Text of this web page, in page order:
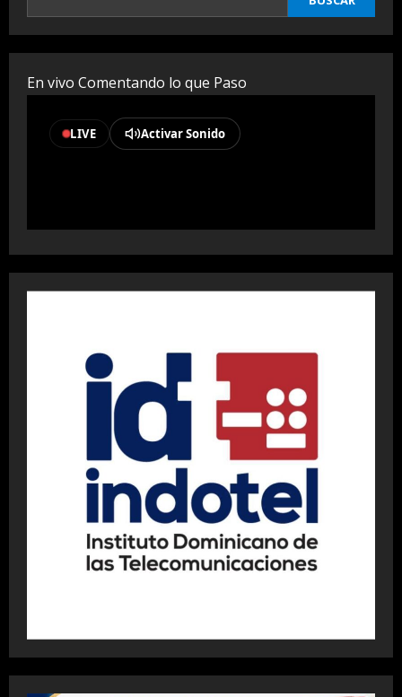
En vivo Comentando lo que Paso